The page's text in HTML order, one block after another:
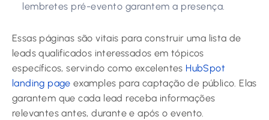
lembretes pré-evento garantem a presença.
Essas páginas são vitais para construir uma lista de
leads qualificados interessados em tópicos
específicos, servindo como excelentes HubSpot
landing page examples para captação de público. Elas
garantem que cada lead receba informações
relevantes antes, durante e após o evento.